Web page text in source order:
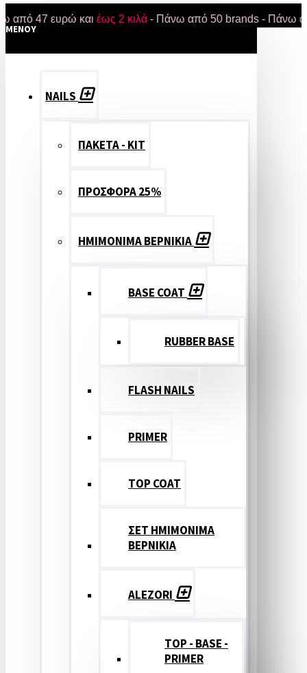
ευρώ καιέως 2 κιλά- Πάνω από 50 brands - Πάνω από
MENOY
NAILS
ΠΑΚΕΤΑ - ΚΙΤ
ΠΡΟΣΦΟΡΑ 25%
ΗΜΙΜΟΝΙΜΑ ΒΕΡΝΙΚΙΑ
BASE COAT
RUBBER BASE
FLASH NAILS
PRIMER
TOP COAT
ΣΕΤ ΗΜΙΜΟΝΙΜΑ
ΒΕΡΝΙΚΙΑ
ALEZORI
TOP - BASE -
PRIMER